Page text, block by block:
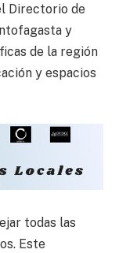
Directorio de
y
de la región
y espacios
todas las
Este